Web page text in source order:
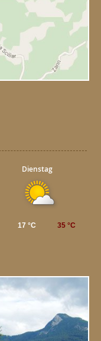
Dienstag
17 °C 35 °C